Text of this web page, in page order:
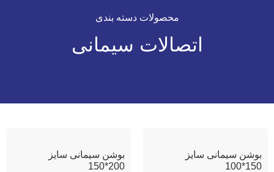
محصولات دسته بندی
اتصالات سیمانی
بوشن سیمانی سایز
150*100
بوشن سیمانی سایز
200*150